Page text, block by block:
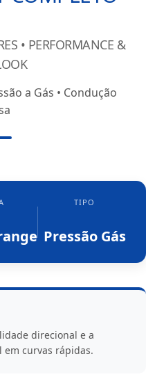
• PERFORMANCE &
a Gás • Condução
TIPO
Pressão Gás
direcional e a
curvas rápidas.